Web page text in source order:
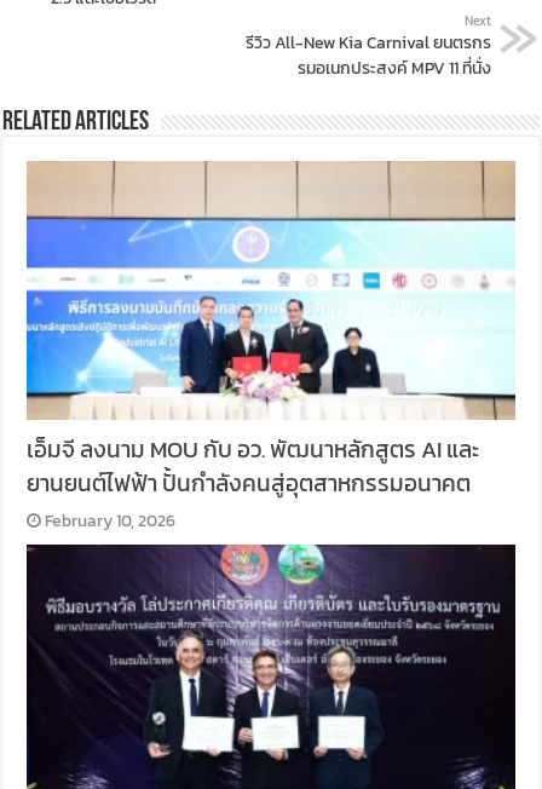
Next
รีวิว All-New Kia Carnival ยนตรกร
รมอเนกประสงค์ MPV 11 ที่นั่ง
Related Articles
เอ็มจี ลงนาม MOU กับ อว. พัฒนาหลักสูตร AI และ
ยานยนต์ไฟฟ้า ปั้นกำลังคนสู่อุตสาหกรรมอนาคต
February 10, 2026